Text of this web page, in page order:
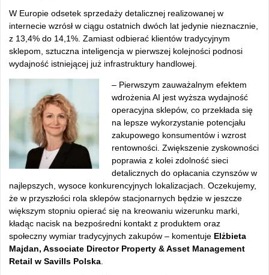
W Europie odsetek sprzedaży detalicznej realizowanej w
internecie wzrósł w ciągu ostatnich dwóch lat jedynie nieznacznie,
z 13,4% do 14,1%. Zamiast odbierać klientów tradycyjnym
sklepom, sztuczna inteligencja w pierwszej kolejności podnosi
wydajność istniejącej już infrastruktury handlowej.
– Pierwszym zauważalnym efektem
wdrożenia AI jest wyższa wydajność
operacyjna sklepów, co przekłada się
na lepsze wykorzystanie potencjału
zakupowego konsumentów i wzrost
rentowności. Zwiększenie zyskowności
poprawia z kolei zdolność sieci
detalicznych do opłacania czynszów w
najlepszych, wysoce konkurencyjnych lokalizacjach. Oczekujemy,
że w przyszłości rola sklepów stacjonarnych będzie w jeszcze
większym stopniu opierać się na kreowaniu wizerunku marki,
kładąc nacisk na bezpośredni kontakt z produktem oraz
społeczny wymiar tradycyjnych zakupów – komentuje Elżbieta
Majdan, Associate Director Property & Asset Management
Retail w Savills Polska